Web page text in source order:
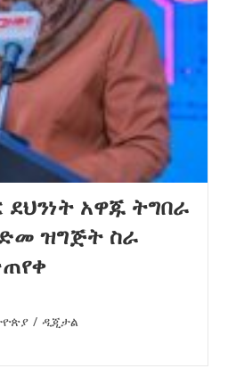
አዋጁ ትግበራ
ዝግጅት ስራ
/ ዲጂታል